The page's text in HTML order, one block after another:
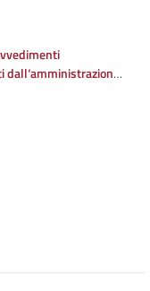
soggetti privati o con altre amministrazioni pubbliche